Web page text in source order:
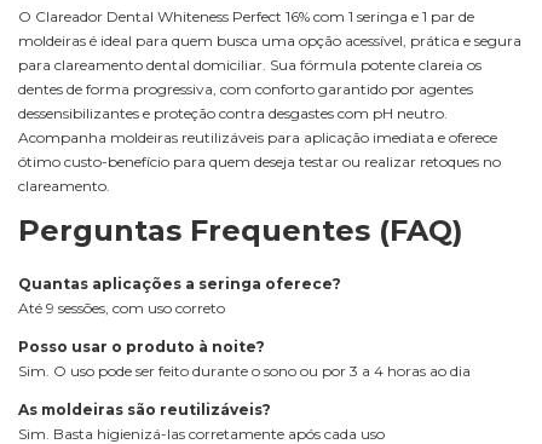
O Clareador Dental Whiteness Perfect 16% com 1 seringa e 1 par de
moldeiras é ideal para quem busca uma opção acessível, prática e segura
para clareamento dental domiciliar. Sua fórmula potente clareia os
dentes de forma progressiva, com conforto garantido por agentes
dessensibilizantes e proteção contra desgastes com pH neutro.
Acompanha moldeiras reutilizáveis para aplicação imediata e oferece
ótimo custo-benefício para quem deseja testar ou realizar retoques no
clareamento.
Perguntas Frequentes (FAQ)
Quantas aplicações a seringa oferece?
Até 9 sessões, com uso correto
Posso usar o produto à noite?
Sim. O uso pode ser feito durante o sono ou por 3 a 4 horas ao dia
As moldeiras são reutilizáveis?
Sim. Basta higienizá-las corretamente após cada uso